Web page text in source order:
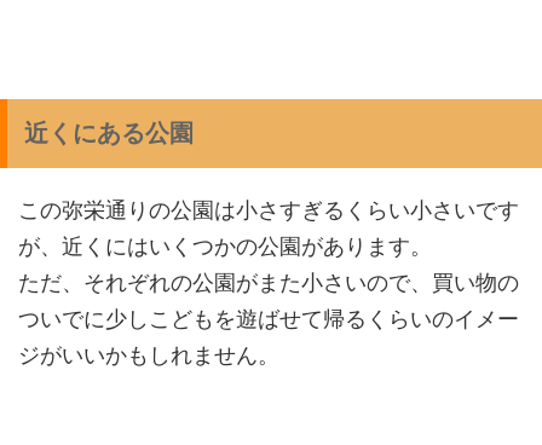
近くにある公園
この弥栄通りの公園は小さすぎるくらい小さいです
が、近くにはいくつかの公園があります。
ただ、それぞれの公園がまた小さいので、買い物の
ついでに少しこどもを遊ばせて帰るくらいのイメー
ジがいいかもしれません。